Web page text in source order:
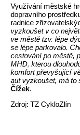
Využívání městské
dopravního
radnice
vyzkoušet v co
ve městě tzv. lépe
se lépe parkovalo.
cestování po městě,
MHD, kterou
komfort převyšující
aut vyzkoušet, má to
Čížek.
Zdroj: TZ CykloZlín